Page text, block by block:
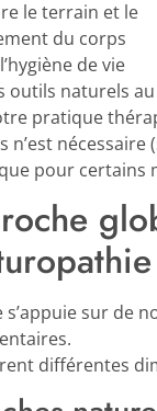
le terrain et le
du corps
de vie
outils naturels
pratique
n’est nécessaire
pour certains
sur de
différentes